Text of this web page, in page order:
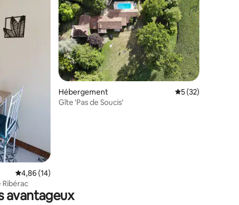
: 4,9 sur 5
Évaluation moyenne sur la base de 14 commentaires : 4,86 sur 5
4,86 (14)
Ribérac
Hébergement Évaluation
5 (32)
Gîte 'Pas de Soucis'
avantageux